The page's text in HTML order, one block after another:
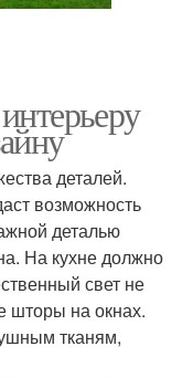
деталей.
возможность
деталью
На кухне должно
свет не
шторы на окнах.
тканям,